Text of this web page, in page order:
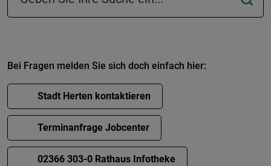
Bei Fragen melden Sie sich doch einfach hier:
Stadt Herten kontaktieren
Terminanfrage Jobcenter
02366 303-0 Rathaus Infotheke